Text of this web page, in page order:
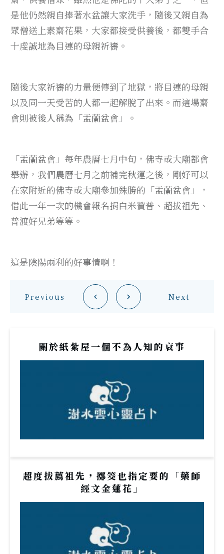
是他仍然親自捧著水盆讓大家洗手，隨後又親自為
眾僧送上素齋花果，大家都接受供養後，都雙手合
十虔誠地為目連的母親祈禱。
隨後大家祈禱的力量便傳到了地獄，將目連的母親
以及同一天受苦的人都一起解脫了出來。而這場齋
會則被後人稱為「盂蘭盆會」。
「盂蘭盆會」每年農曆七月中旬，佛寺或大廟都會
舉辦，我們農曆七月之前補完秋運之後，剛好可以
在家附近的佛寺或大廟參加殊勝的「盂蘭盆會」，
借此一年一次的機會報名捐白米贊普、超拔祖先、
普渡好兄弟等等。
這是陰陽兩利的好事情啊！
Previous Next
關於紙紮屋一個不為人知的衰事
超度拔薦祖先，擲筊也指定要的「藥師
經文金蓮花」